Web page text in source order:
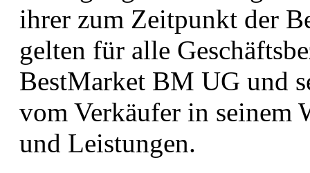
ihrer zum Zeitpunkt der
gelten für alle
BestMarket BM UG und
vom Verkäufer in seinem
und Leistungen.